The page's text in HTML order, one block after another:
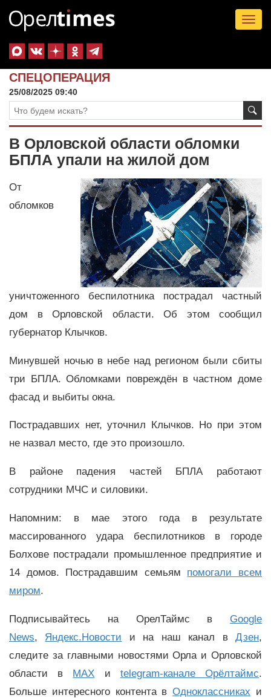
СПЕЦОПЕРАЦИЯ
25/08/2025 09:40
В Орловской области обломки
БПЛА упали на жилой дом
От
обломков
уничтоженного беспилотника пострадал частный
дом в Орловской области. Об этом сообщил
губернатор Клычков.
Минувшей ночью в небе над регионом были сбиты
три БПЛА. Обломками повреждён в частном доме
фасад и выбиты окна.
Пострадавших нет, уточнил Клычков. Но при этом
не назвал место, где это произошло.
В районе падения частей БПЛА работают
сотрудники МЧС и силовики.
Напомним: в мае этого года в результате
массированного удара беспилотников в городе
Болхове пострадали промышленное предприятие и
14 домов. Пострадавшим семьям помогали всем
миром.
Подписывайтесь на ОрелТаймс в Google
News, Яндекс.Новости и на наш канал вДзен,
следите за главными новостями Орла и Орловской
области в MAX и telegram-канале Орёлтаймс.
Больше интересного контента вОдноклассниках и